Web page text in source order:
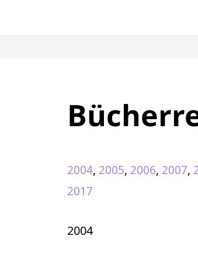
2004, 2005, 2006, 2007,
2017
2004